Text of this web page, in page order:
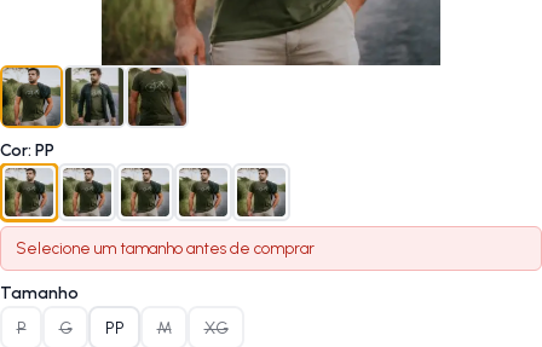
Cor: PP
Selecione um tamanho antes de comprar
Tamanho
P
G PP M XG